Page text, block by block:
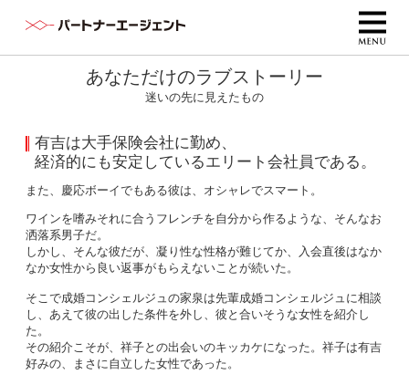
あなただけのラブストーリー
迷いの先に見えたもの
有吉は大手保険会社に勤め、
経済的にも安定しているエリート会社員である。
また、慶応ボーイでもある彼は、オシャレでスマート。
ワインを嗜みそれに合うフレンチを自分から作るような、そんなお
洒落系男子だ。
しかし、そんな彼だが、凝り性な性格が難じてか、入会直後はなか
なか女性から良い返事がもらえないことが続いた。
そこで成婚コンシェルジュの家泉は先輩成婚コンシェルジュに相談
し、あえて彼の出した条件を外し、彼と合いそうな女性を紹介し
た。
その紹介こそが、祥子との出会いのキッカケになった。祥子は有吉
好みの、まさに自立した女性であった。